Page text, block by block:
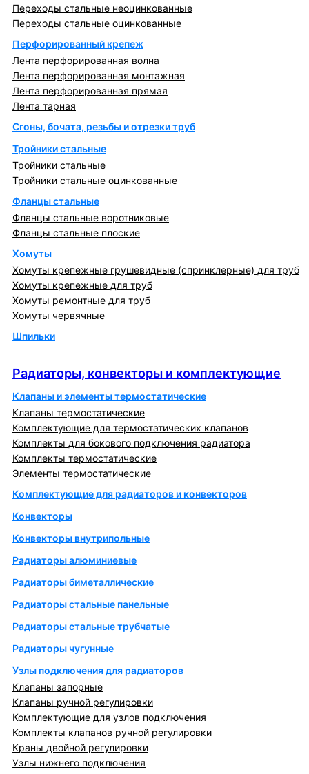
Переходы стальные неоцинкованные
Переходы стальные оцинкованные
Перфорированный крепеж
Лента перфорированная волна
Лента перфорированная монтажная
Лента перфорированная прямая
Лента тарная
Сгоны, бочата, резьбы и отрезки труб
Тройники стальные
Тройники стальные
Тройники стальные оцинкованные
Фланцы стальные
Фланцы стальные воротниковые
Фланцы стальные плоские
Хомуты
Хомуты крепежные грушевидные (спринклерные) для труб
Хомуты крепежные для труб
Хомуты ремонтные для труб
Хомуты червячные
Шпильки
Радиаторы, конвекторы и комплектующие
Клапаны и элементы термостатические
Клапаны термостатические
Комплектующие для термостатических клапанов
Комплекты для бокового подключения радиатора
Комплекты термостатические
Элементы термостатические
Комплектующие для радиаторов и конвекторов
Конвекторы
Конвекторы внутрипольные
Радиаторы алюминиевые
Радиаторы биметаллические
Радиаторы стальные панельные
Радиаторы стальные трубчатые
Радиаторы чугунные
Узлы подключения для радиаторов
Клапаны запорные
Клапаны ручной регулировки
Комплектующие для узлов подключения
Комплекты клапанов ручной регулировки
Краны двойной регулировки
Узлы нижнего подключения